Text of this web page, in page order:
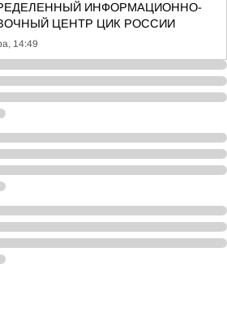
ИНФОРМАЦИОННО-
ЦЕНТР ЦИК РОССИИ
14:49